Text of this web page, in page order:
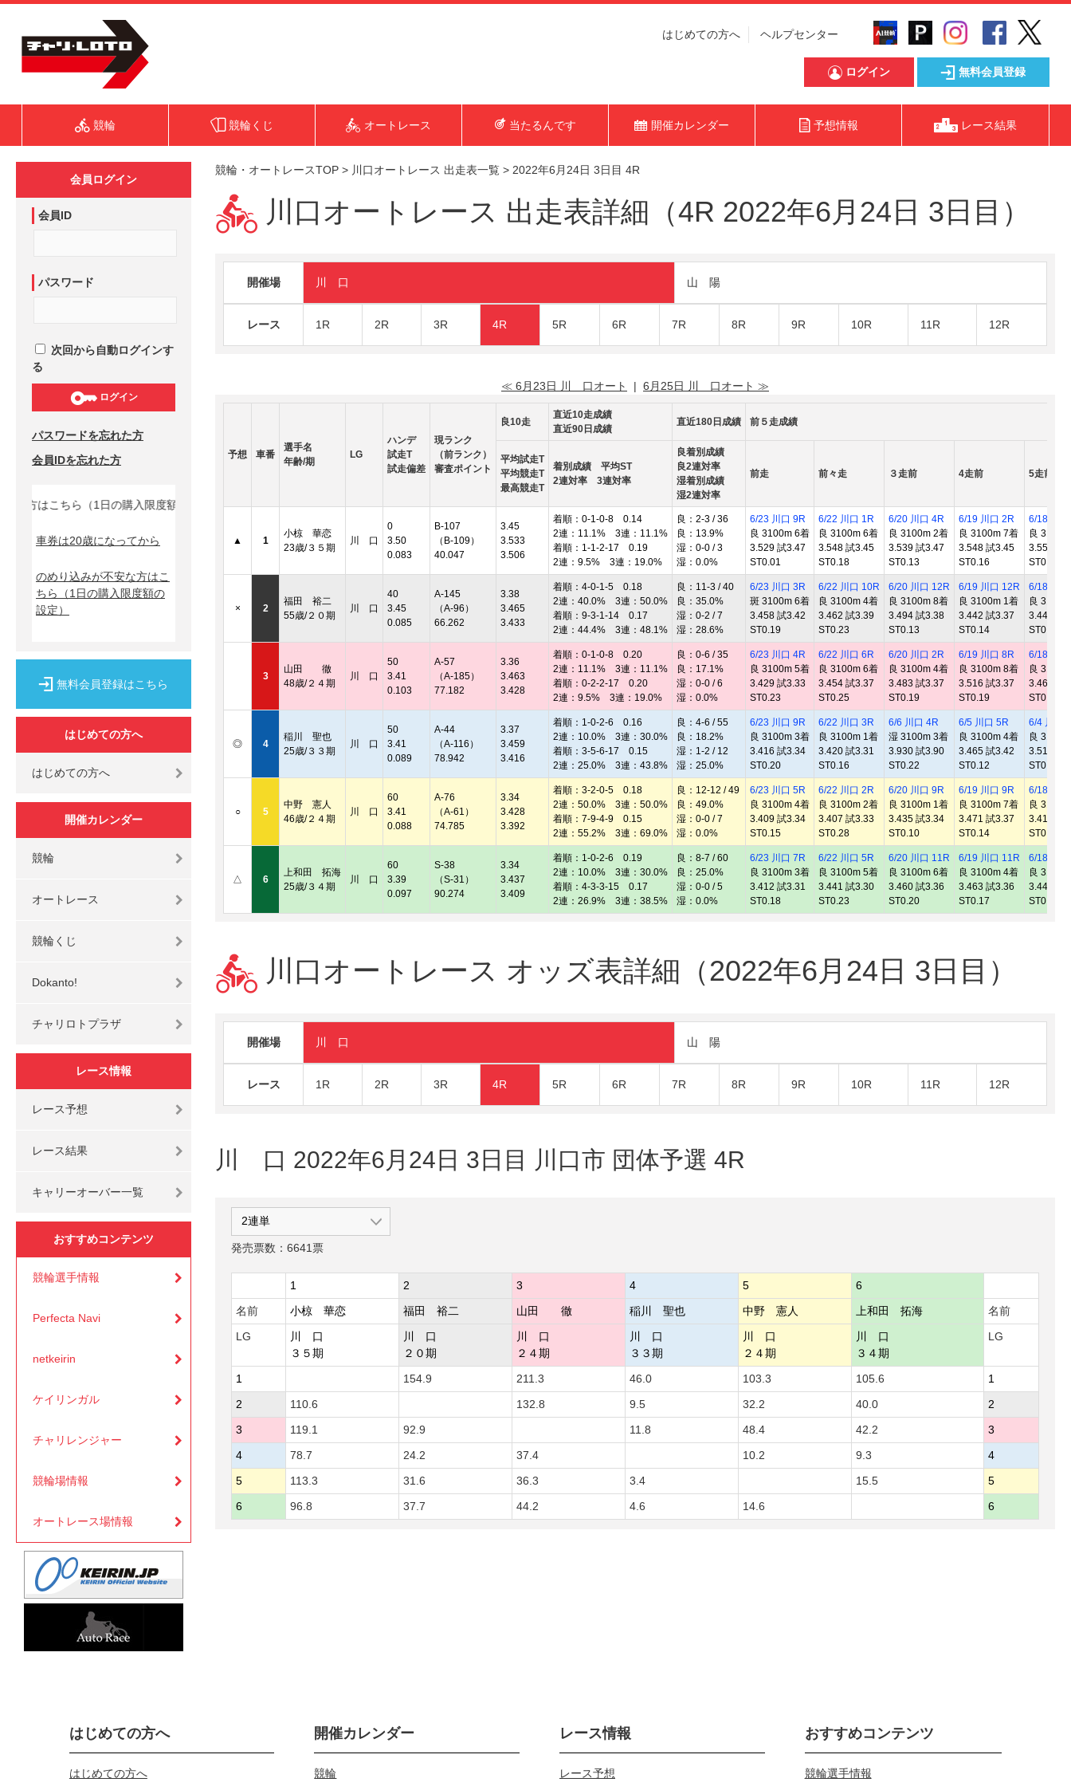
はじめての方へ ヘルプセンター
ログイン 無料会員登録
競輪 競輪くじ オートレース 当たるんです 開催カレンダー 予想情報 レース結果
会員ログイン
会員ID
パスワード
次回から自動ログインす
る
ログイン
パスワードを忘れた方
会員IDを忘れた方
こちら（1日の購入限度額の設定）↓
車券は20歳になってから
のめり込みが不安な方はこ
ちら
（1日の購入限度額の
設定）
無料会員登録はこちら
はじめての方へ
はじめての方へ
開催カレンダー
競輪
オートレース
競輪くじ
Dokanto!
チャリロトプラザ
レース情報
レース予想
レース結果
キャリーオーバー一覧
おすすめコンテンツ
競輪選手情報
Perfecta Navi
netkeirin
ケイリンガル
チャリレンジャー
競輪場情報
オートレース場情報
競輪・オートレースTOP > 川口オートレース 出走表一覧 > 2022年6月24日 3日目 4R
川口オートレース 出走表詳細（4R 2022年6月24日 3日目）
開催場 川 口 山 陽
レース 1R 2R 3R 4R 5R 6R 7R 8R 9R 10R 11R 12R
≪ 6月23日 川 口オート | 6月25日 川 口オート ≫
予想 車番
選手名
年齢/期
LG
ハンデ
試走T
試走偏差
現ランク
（前ランク）
審査ポイント
良10走
直近10走成績
直近90日成績
直近180日成績 前５走成績
平均試走T
平均競走T
最高競走T
着別成績 平均ST
2連対率 3連対率
良着別成績
良2連対率
湿着別成績
湿2連対率
前走 前々走 ３走前 4走前 5走前
▲ 1
小椋 華恋
23歳/３５期
川 口
0
3.50
0.083
B-107
（B-109）
40.047
3.45
3.533
3.506
着順：0-1-0-8 0.14
2連：11.1% 3連：11.1%
着順：1-1-2-17 0.19
2連：9.5% 3連：19.0%
良：2-3 / 36
良：13.9%
湿：0-0 / 3
湿：0.0%
6/23 川口 9R
良 3100m 6着
3.529 試3.47
ST0.01
6/22 川口 1R
良 3100m 6着
3.548 試3.45
ST0.18
6/20 川口 4R
良 3100m 2着
3.539 試3.47
ST0.13
6/19 川口 2R
良 3100m 7着
3.548 試3.45
ST0.16
6/18 川
良
3.552 試
ST0.22
× 2
福田 裕二
55歳/２０期
川 口
40
3.45
0.085
A-145
（A-96）
66.262
3.38
3.465
3.433
着順：4-0-1-5 0.18
2連：40.0% 3連：50.0%
着順：9-3-1-14 0.17
2連：44.4% 3連：48.1%
良：11-3 / 40
良：35.0%
湿：0-2 / 7
湿：28.6%
6/23 川口 3R
斑 3100m 6着
3.458 試3.42
ST0.19
6/22 川口 10R
良 3100m 4着
3.462 試3.39
ST0.23
6/20 川口 12R
良 3100m 8着
3.494 試3.38
ST0.13
6/19 川口 12R
良 3100m 1着
3.442 試3.37
ST0.14
6/18 川
良
3.446 試
ST0.14
3
山田 徹
48歳/２４期
川 口
50
3.41
0.103
A-57
（A-185）
77.182
3.36
3.463
3.428
着順：0-1-0-8 0.20
2連：11.1% 3連：11.1%
着順：0-2-2-17 0.20
2連：9.5% 3連：19.0%
良：0-6 / 35
良：17.1%
湿：0-0 / 6
湿：0.0%
6/23 川口 4R
良 3100m 5着
3.429 試3.33
ST0.23
6/22 川口 6R
良 3100m 6着
3.454 試3.37
ST0.25
6/20 川口 2R
良 3100m 4着
3.483 試3.37
ST0.19
6/19 川口 8R
良 3100m 8着
3.516 試3.37
ST0.19
6/18 川
良
3.467 試
ST0.30
◎ 4
稲川 聖也
25歳/３３期
川 口
50
3.41
0.089
A-44
（A-116）
78.942
3.37
3.459
3.416
着順：1-0-2-6 0.16
2連：10.0% 3連：30.0%
着順：3-5-6-17 0.15
2連：25.0% 3連：43.8%
良：4-6 / 55
良：18.2%
湿：1-2 / 12
湿：25.0%
6/23 川口 9R
良 3100m 3着
3.416 試3.34
ST0.20
6/22 川口 3R
良 3100m 1着
3.420 試3.31
ST0.16
6/6 川口 4R
湿 3100m 3着
3.930 試3.90
ST0.22
6/5 川口 5R
良 3100m 4着
3.465 試3.42
ST0.12
6/4 川口
良
3.513 試
ST0.17
○ 5
中野 憲人
46歳/２４期
川 口
60
3.41
0.088
A-76
（A-61）
74.785
3.34
3.428
3.392
着順：3-2-0-5 0.18
2連：50.0% 3連：50.0%
着順：7-9-4-9 0.15
2連：55.2% 3連：69.0%
良：12-12 / 49
良：49.0%
湿：0-0 / 7
湿：0.0%
6/23 川口 5R
良 3100m 4着
3.409 試3.34
ST0.15
6/22 川口 2R
良 3100m 2着
3.407 試3.33
ST0.28
6/20 川口 9R
良 3100m 1着
3.435 試3.34
ST0.10
6/19 川口 9R
良 3100m 7着
3.471 試3.37
ST0.14
6/18 川
良
3.411 試
ST0.21
△ 6
上和田 拓海
25歳/３４期
川 口
60
3.39
0.097
S-38
（S-31）
90.274
3.34
3.437
3.409
着順：1-0-2-6 0.19
2連：10.0% 3連：30.0%
着順：4-3-3-15 0.17
2連：26.9% 3連：38.5%
良：8-7 / 60
良：25.0%
湿：0-0 / 5
湿：0.0%
6/23 川口 7R
良 3100m 3着
3.412 試3.31
ST0.18
6/22 川口 5R
良 3100m 5着
3.441 試3.30
ST0.23
6/20 川口 11R
良 3100m 6着
3.460 試3.36
ST0.20
6/19 川口 11R
良 3100m 4着
3.463 試3.36
ST0.17
6/18 川
良
3.444 試
ST0.19
川口オートレース オッズ表詳細（2022年6月24日 3日目）
開催場 川 口 山 陽
レース 1R 2R 3R 4R 5R 6R 7R 8R 9R 10R 11R 12R
川 口 2022年6月24日 3日目 川口市 団体予選 4R
発売票数：6641票
1 2 3 4 5
6
名前
小椋 華恋 福田 裕二 山田 徹 稲川 聖也 中野 憲人 上和田 拓海
名前
LG
川 口
３５期
川 口
２０期
川 口
２４期
川 口
３３期
川 口
２４期
川 口
３４期
LG
1 154.9 211.3 46.0 103.3 105.6
1
2
110.6 132.8 9.5 32.2 40.0
2
3
119.1 92.9 11.8 48.4 42.2
3
4
78.7 24.2 37.4 10.2 9.3
4
5
113.3 31.6 36.3 3.4 15.5
5
6
96.8 37.7 44.2 4.6 14.6 6
はじめての方へ
はじめての方へ
開催カレンダー
競輪
レース情報
レース予想
おすすめコンテンツ
競輪選手情報